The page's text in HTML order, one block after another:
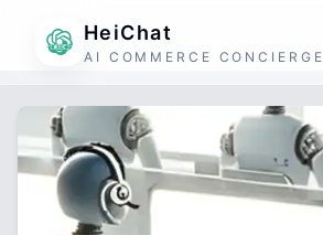
HeiChat
AI COMMERCE CONCIERGE